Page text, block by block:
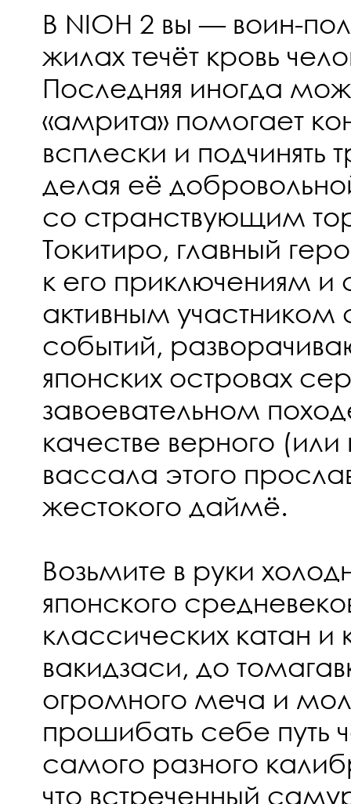
В NIOH 2 вы — воин-
жилах течёт кровь
Последняя иногда
«амрита» помогает
всплески и
делая её
со странствующим
Токитиро, главный
к его приключениям и
активным
событий,
японских островах
завоевательном
качестве верного
вассала этого
жестокого даймё.
Возьмите в руки
японского
классических катан и
вакидзаси, до
огромного меча и
прошибать себе путь
самого разного
что встреченный